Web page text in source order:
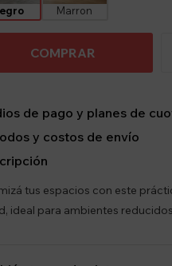
Marron
COMPRAR
de pago y planes de
y costos de envío
tus espacios con este
ideal para ambientes